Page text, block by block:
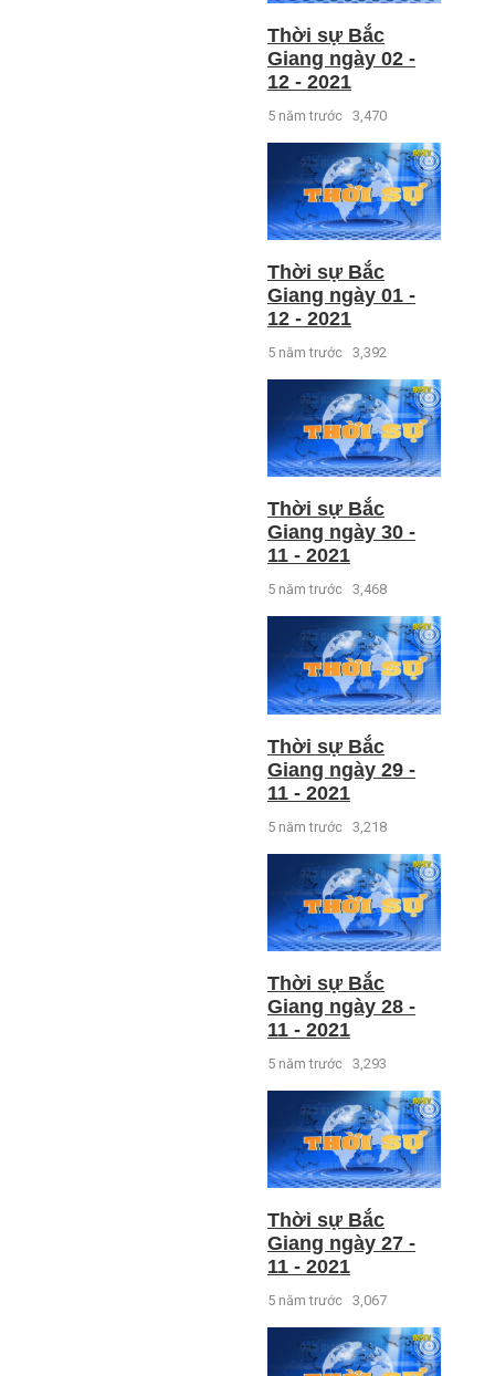
Thời sự Bắc
Giang ngày 02 -
12 - 2021
5 năm trước 3,470
Thời sự Bắc
Giang ngày 01 -
12 - 2021
5 năm trước 3,392
Thời sự Bắc
Giang ngày 30 -
11 - 2021
5 năm trước 3,468
Thời sự Bắc
Giang ngày 29 -
11 - 2021
5 năm trước 3,218
Thời sự Bắc
Giang ngày 28 -
11 - 2021
5 năm trước 3,293
Thời sự Bắc
Giang ngày 27 -
11 - 2021
5 năm trước 3,067